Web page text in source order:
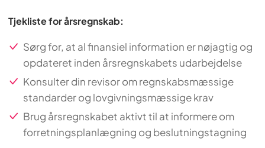
Tjekliste for årsregnskab:
Sørg for, at al finansiel information er nøjagtig og
opdateret inden årsregnskabets udarbejdelse
Konsulter din revisor om regnskabsmæssige
standarder og lovgivningsmæssige krav
Brug årsregnskabet aktivt til at informere om
forretningsplanlægning og beslutningstagning